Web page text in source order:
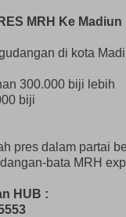
MRH Ke Madiun
di kota
300.000 biji lebih
biji
pres dalam partai
bata MRH
HUB :